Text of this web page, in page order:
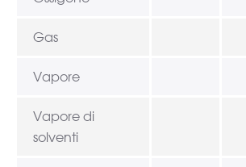
Gas
Vapore
Vapore di
solventi